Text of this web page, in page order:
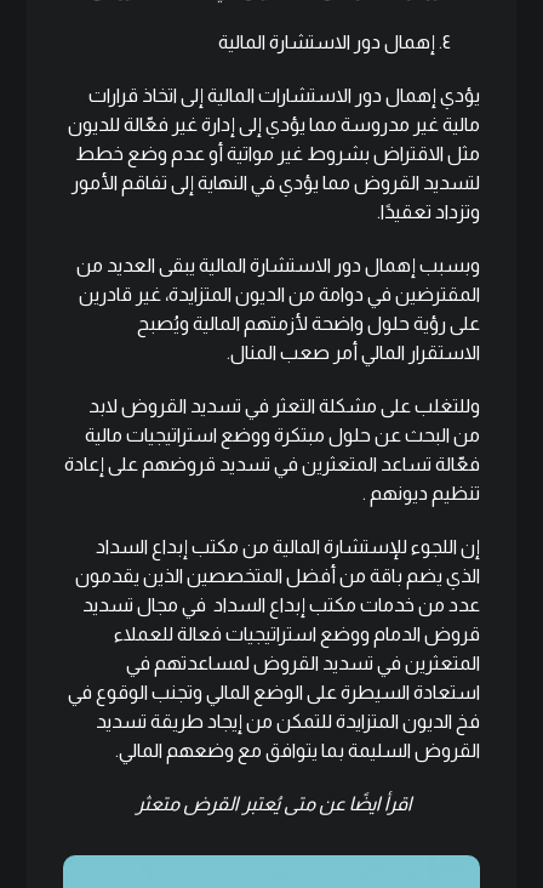
يؤدي إهمال دور الاستشارات المالية إلى اتخاذ قرارات
مالية غير مدروسة مما يؤدي إلى إدارة غير فعّالة للديون
مثل الاقتراض بشروط غير مواتية أو عدم وضع خطط
لتسديد القروض مما يؤدي في النهاية إلى تفاقم الأمور
وتزداد تعقيدًا.
وبسبب إهمال دور الاستشارة المالية يبقى العديد من
المقترضين في دوامة من الديون المتزايدة، غير قادرين
على رؤية حلول واضحة لأزمتهم المالية ويُصبح
الاستقرار المالي أمر صعب المنال.
وللتغلب على مشكلة التعثر في تسديد القروض لابد
من البحث عن حلول مبتكرة ووضع استراتيجيات مالية
فعّالة تساعد المتعثرين في تسديد قروضهم على إعادة
تنظيم ديونهم .
إن اللجوء للإستشارة المالية من مكتب إبداع السداد
الذي يضم باقة من أفضل المتخصصين الذين يقدمون
عدد من خدمات مكتب إبداع السداد في مجال تسديد
قروض الدمام ووضع استراتيجيات فعالة للعملاء
المتعثرين في تسديد القروض لمساعدتهم في
استعادة السيطرة على الوضع المالي وتجنب الوقوع في
فخ الديون المتزايدة للتمكن من إيجاد طريقة تسديد
القروض السليمة بما يتوافق مع وضعهم المالي.
اقرأ ايضًا عنمتى يُعتبر القرض متعثر